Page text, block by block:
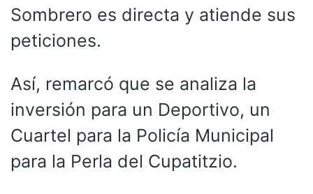
Sombrero es directa y atiende sus
peticiones.
Así, remarcó que se analiza la
inversión para un Deportivo, un
Cuartel para la Policía Municipal
para la Perla del Cupatitzio.